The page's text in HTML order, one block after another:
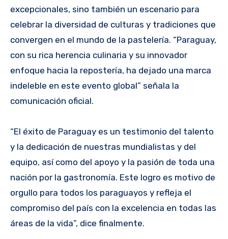
excepcionales, sino también un escenario para
celebrar la diversidad de culturas y tradiciones que
convergen en el mundo de la pastelería. “Paraguay,
con su rica herencia culinaria y su innovador
enfoque hacia la repostería, ha dejado una marca
indeleble en este evento global” señala la
comunicación oficial.
“El éxito de Paraguay es un testimonio del talento
y la dedicación de nuestras mundialistas y del
equipo, así como del apoyo y la pasión de toda una
nación por la gastronomía. Este logro es motivo de
orgullo para todos los paraguayos y refleja el
compromiso del país con la excelencia en todas las
áreas de la vida”, dice finalmente.